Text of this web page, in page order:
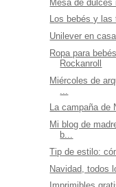
Mesa de dulces
Los bebés y las
Unilever en
Ropa para
Rockanroll
Miércoles de
La campaña de
Mi blog de
b...
Tip de estilo:
Navidad, todos